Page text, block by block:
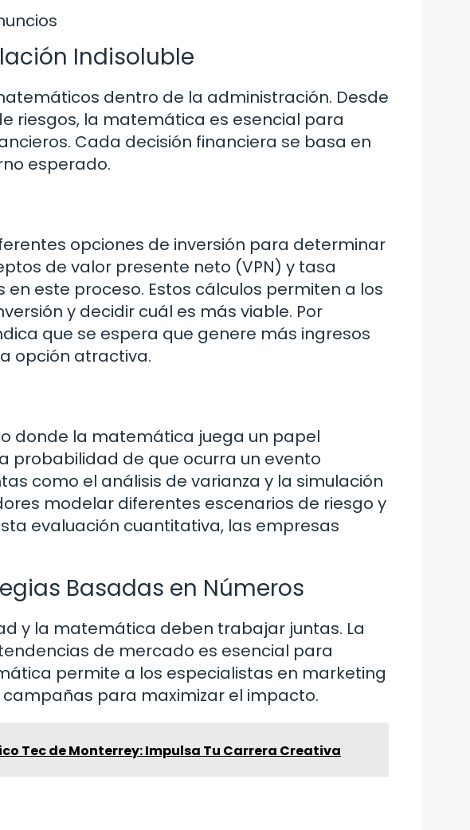
Indisoluble
dentro de la administración. Desde
riesgos, la matemática es esencial para
Cada decisión financiera se basa en
esperado.
opciones de inversión para determinar
de valor presente neto (VPN) y tasa
este proceso. Estos cálculos permiten a los
y decidir cuál es más viable. Por
que se espera que genere más ingresos
opción atractiva.
donde la matemática juega un papel
probabilidad de que ocurra un evento
como el análisis de varianza y la simulación
modelar diferentes escenarios de riesgo y
evaluación cuantitativa, las empresas
Basadas en Números
y la matemática deben trabajar juntas. La
de mercado es esencial para
permite a los especialistas en marketing
para maximizar el impacto.
Tec de Monterrey: Impulsa Tu Carrera Creativa